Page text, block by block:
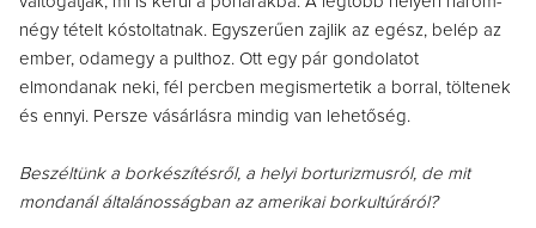
négy tételt kóstoltatnak. Egyszerűen zajlik az egész, belép az
ember, odamegy a pulthoz. Ott egy pár gondolatot
elmondanak neki, fél percben megismertetik a borral, töltenek
és ennyi. Persze vásárlásra mindig van lehetőség.
Beszéltünk a borkészítésről, a helyi borturizmusról, de mit
mondanál általánosságban az amerikai borkultúráról?